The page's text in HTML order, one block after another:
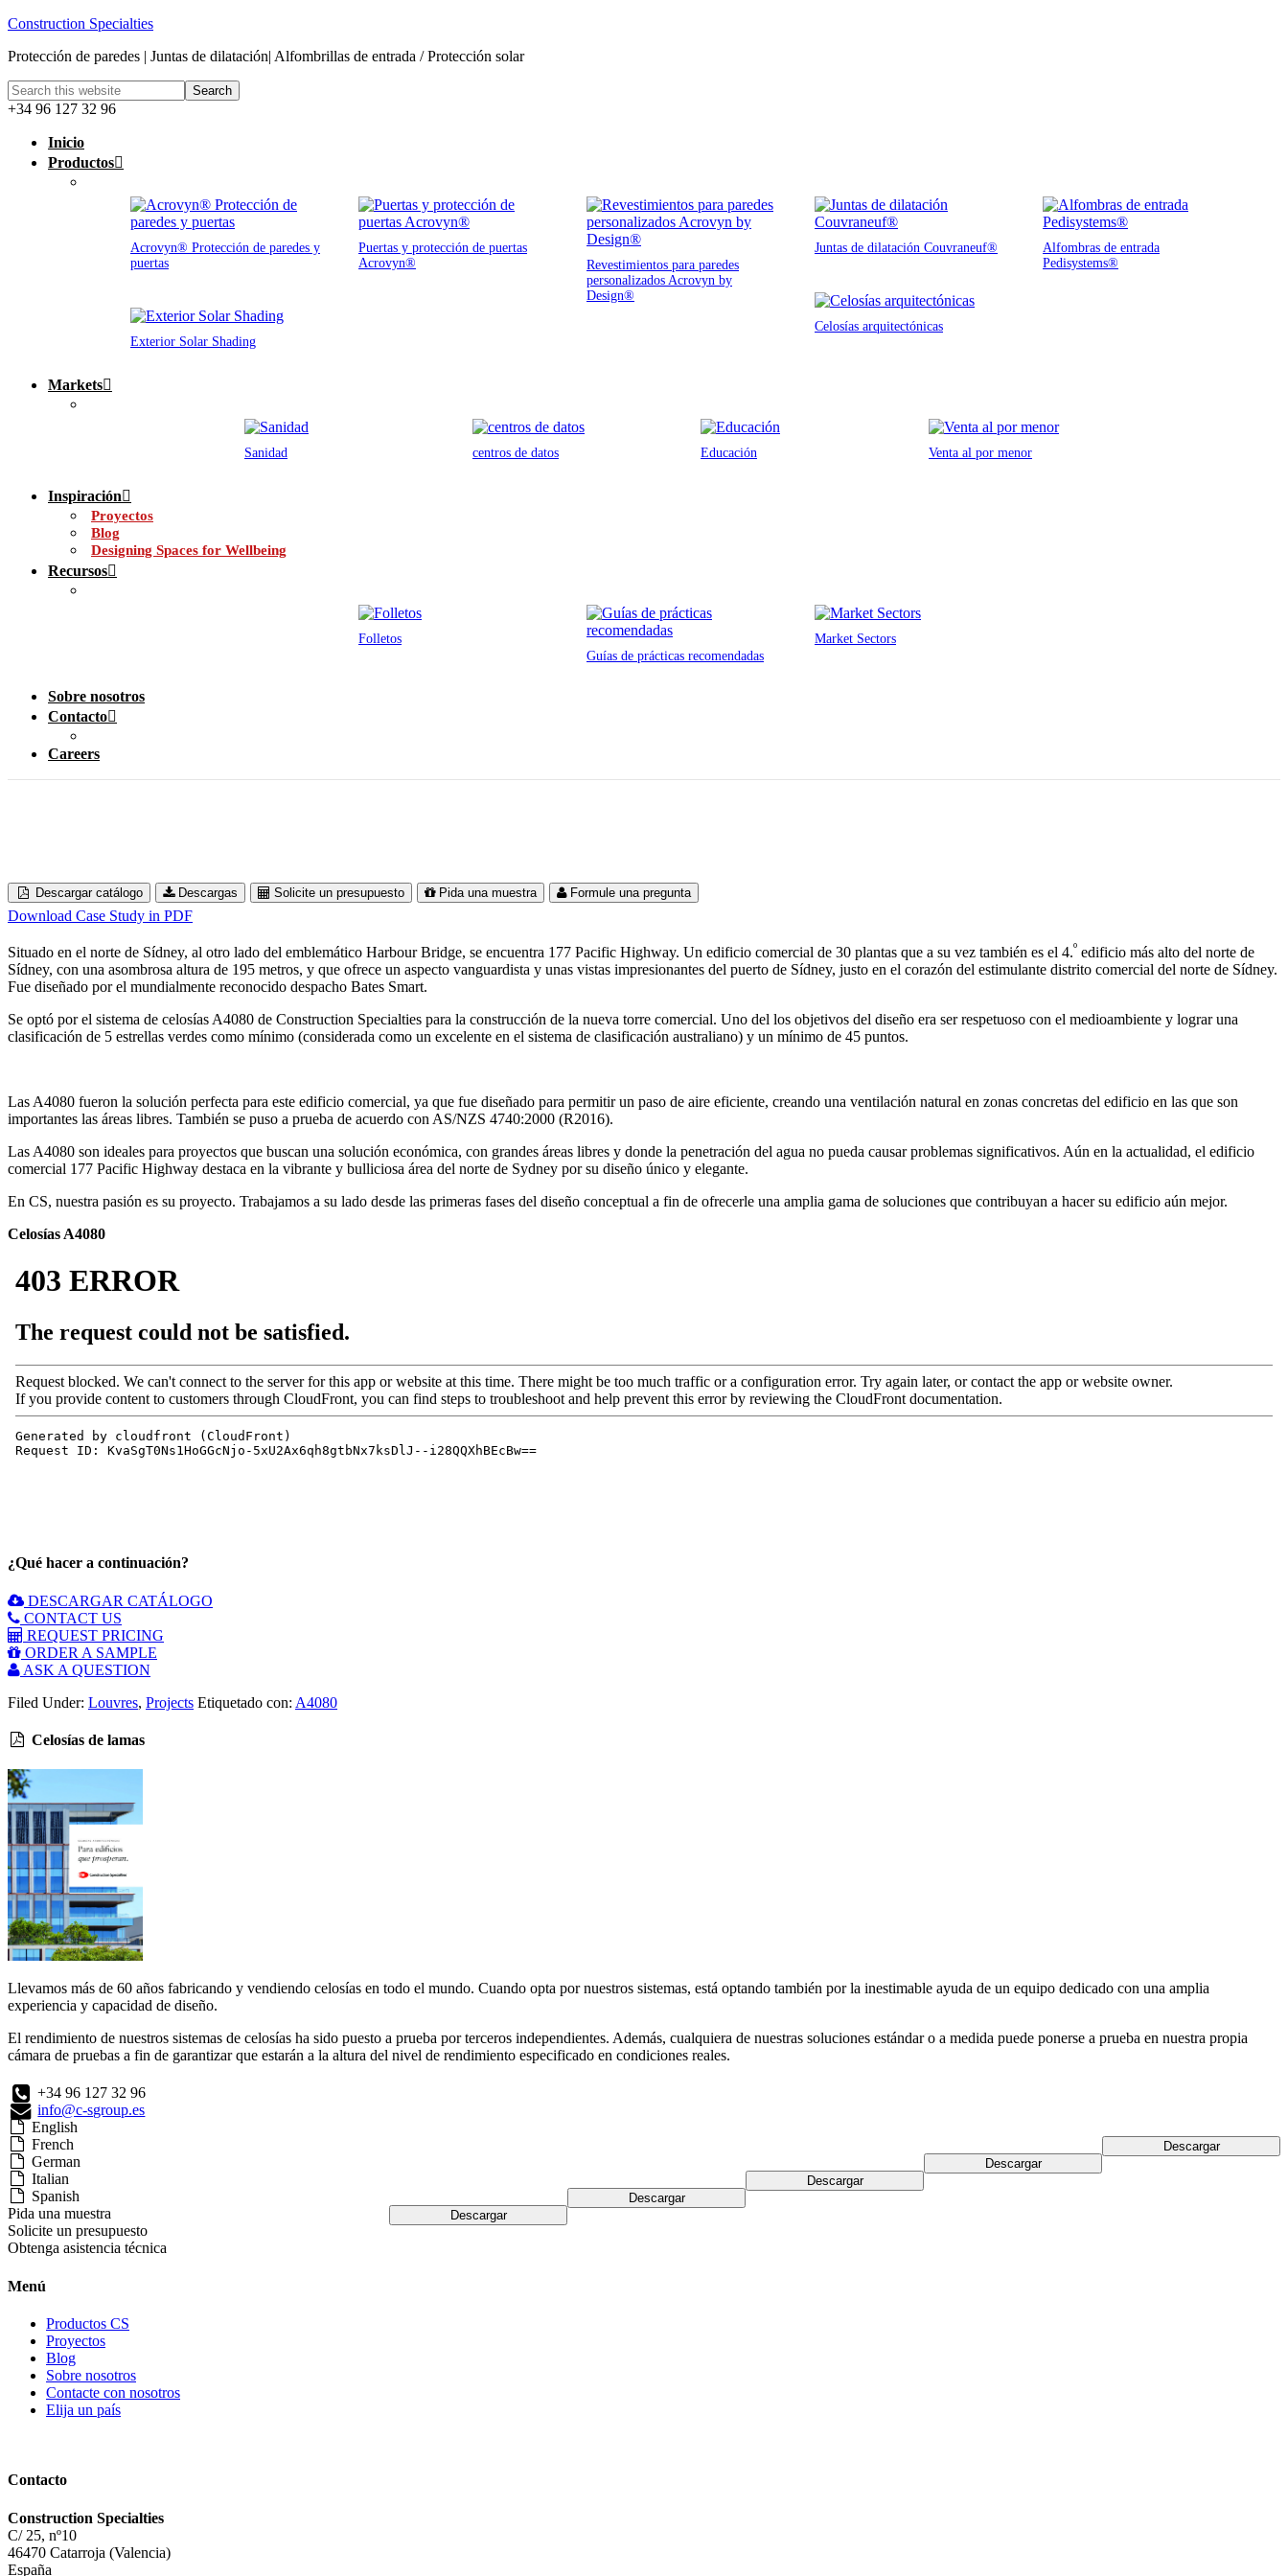
Construction Specialties
Protección de paredes | Juntas de dilatación| Alfombrillas de entrada / Protección solar
+34 96 127 32 96
Inicio
Productos
Acrovyn® Protección de paredes y
puertas
Puertas y protección de puertas
Acrovyn®
Revestimientos para paredes
personalizados Acrovyn by
Design®
Juntas de dilatación Couvraneuf®
Alfombras de entrada
Pedisystems®
Celosías arquitectónicas
Exterior Solar Shading
Markets
Sanidad centros de datos Educación Venta al por menor
Inspiración
Proyectos
Blog
Designing Spaces for Wellbeing
Recursos
Folletos
Guías de prácticas recomendadas
Market Sectors
Sobre nosotros
Contacto
Careers
Descargar catálogo Descargas Solicite un presupuesto Pida una muestra Formule una pregunta
Download Case Study in PDF
Situado en el norte de Sídney, al otro lado del emblemático Harbour Bridge, se encuentra 177 Pacific Highway. Un edificio comercial de 30 plantas que a su vez también es el 4.º edificio más alto del norte de
Sídney, con una asombrosa altura de 195 metros, y que ofrece un aspecto vanguardista y unas vistas impresionantes del puerto de Sídney, justo en el corazón del estimulante distrito comercial del norte de Sídney.
Fue diseñado por el mundialmente reconocido despacho Bates Smart.
Se optó por el sistema de celosías A4080 de Construction Specialties para la construcción de la nueva torre comercial. Uno del los objetivos del diseño era ser respetuoso con el medioambiente y lograr una
clasificación de 5 estrellas verdes como mínimo (considerada como un excelente en el sistema de clasificación australiano) y un mínimo de 45 puntos.
Las A4080 fueron la solución perfecta para este edificio comercial, ya que fue diseñado para permitir un paso de aire eficiente, creando una ventilación natural en zonas concretas del edificio en las que son
importantes las áreas libres. También se puso a prueba de acuerdo con AS/NZS 4740:2000 (R2016).
Las A4080 son ideales para proyectos que buscan una solución económica, con grandes áreas libres y donde la penetración del agua no pueda causar problemas significativos. Aún en la actualidad, el edificio
comercial 177 Pacific Highway destaca en la vibrante y bulliciosa área del norte de Sydney por su diseño único y elegante.
En CS, nuestra pasión es su proyecto. Trabajamos a su lado desde las primeras fases del diseño conceptual a fin de ofrecerle una amplia gama de soluciones que contribuyan a hacer su edificio aún mejor.
Celosías A4080
¿Qué hacer a continuación?
DESCARGAR CATÁLOGO
CONTACT US
REQUEST PRICING
ORDER A SAMPLE
ASK A QUESTION
Filed Under: Louvres, Projects Etiquetado con: A4080
Celosías de lamas
Llevamos más de 60 años fabricando y vendiendo celosías en todo el mundo. Cuando opta por nuestros sistemas, está optando también por la inestimable ayuda de un equipo dedicado con una amplia
experiencia y capacidad de diseño.
El rendimiento de nuestros sistemas de celosías ha sido puesto a prueba por terceros independientes. Además, cualquiera de nuestras soluciones estándar o a medida puede ponerse a prueba en nuestra propia
cámara de pruebas a fin de garantizar que estarán a la altura del nivel de rendimiento especificado en condiciones reales.
+34 96 127 32 96
info@c-sgroup.es
English
Descargar
French
Descargar
German
Descargar
Italian
Descargar
Spanish
Descargar
Pida una muestra
Solicite un presupuesto
Obtenga asistencia técnica
Menú
Productos CS
Proyectos
Blog
Sobre nosotros
Contacte con nosotros
Elija un país
Contacto
Construction Specialties
C/ 25, nº10
46470 Catarroja (Valencia)
España